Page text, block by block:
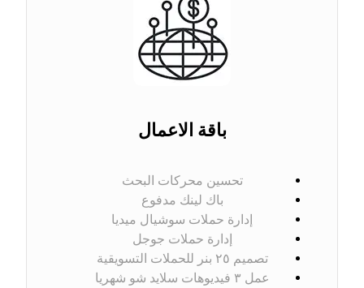
باقة الاعمال
تحسين محركات البحث
باك لينك مدفوع
إدارة حملات سوشيال ميديا
إدارة حملات جوجل
تصميم ٢٥ بنر للحملات التسويقية
عمل ٣ فيديوهات سلاید شو شهريا